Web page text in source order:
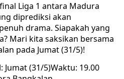
Liga 1 antara Madura
diprediksi akan
drama. Siapakah yang
Mari kita saksikan bersama
pada Jumat (31/5)!
Jumat (31/5)Waktu: 19.00